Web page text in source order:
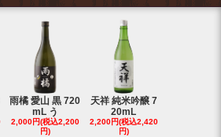
雨橘 愛山 黒 720
mL う
2,000円(税込2,200
円)
天祥 純米吟醸 7
20mL
2,200円(税込2,420
円)